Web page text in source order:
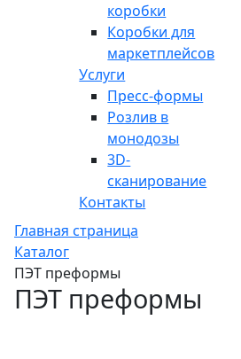
коробки
Коробки для
маркетплейсов
Услуги
Пресс-формы
Розлив в
монодозы
3D-
сканирование
Контакты
Главная страница
Каталог
ПЭТ преформы
ПЭТ преформы